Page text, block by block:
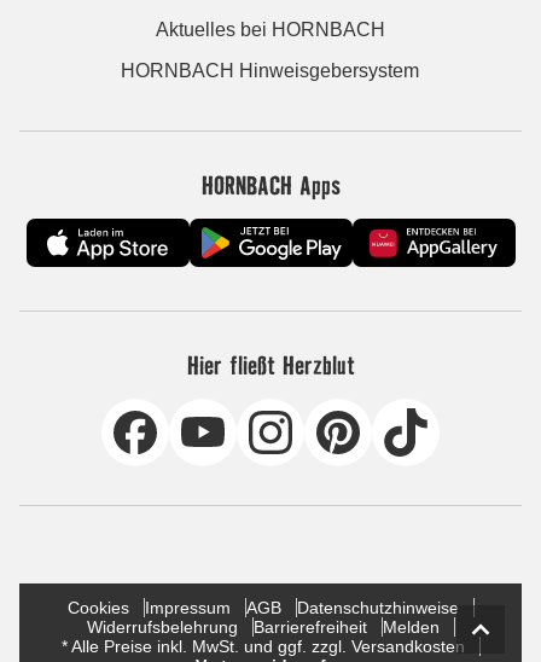
Aktuelles bei HORNBACH
HORNBACH Hinweisgebersystem
HORNBACH Apps
Hier fließt Herzblut
Cookies Impressum AGB
Datenschutzhinweise
Widerrufsbelehrung
Barrierefreiheit
Melden
* Alle Preise inkl. MwSt. und ggf. zzgl. Versandkosten